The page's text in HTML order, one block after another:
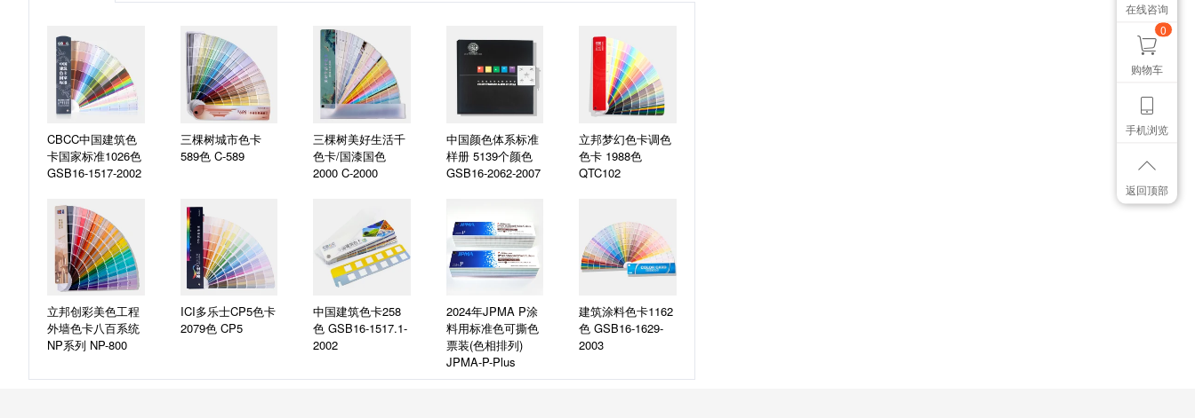
CBCC中国建筑色
卡国家标准1026色
GSB16-1517-2002
三棵树城市色卡
589色 C-589
三棵树美好生活千
色卡/国漆国色
2000 C-2000
中国颜色体系标准
样册 5139个颜色
GSB16-2062-2007
立邦梦幻色卡调色
色卡 1988色
QTC102
立邦创彩美色工程
外墙色卡八百系统
NP系列 NP-800
ICI多乐士CP5色卡
2079色 CP5
中国建筑色卡258
色 GSB16-1517.1-
2002
2024年JPMA P涂
料用标准色可撕色
票装(色相排列)
JPMA-P-Plus
建筑涂料色卡1162
色 GSB16-1629-
2003
想找个色卡
颜色管控讨论
在线咨询
0
购物车
手机浏览
返回顶部